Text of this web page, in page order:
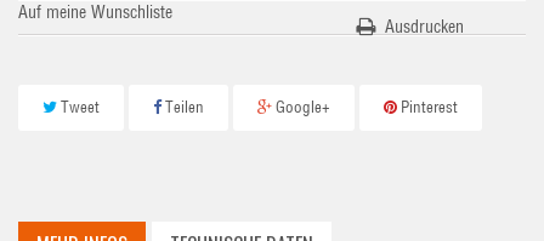
Auf meine Wunschliste
Ausdrucken
Tweet Teilen Google+ Pinterest